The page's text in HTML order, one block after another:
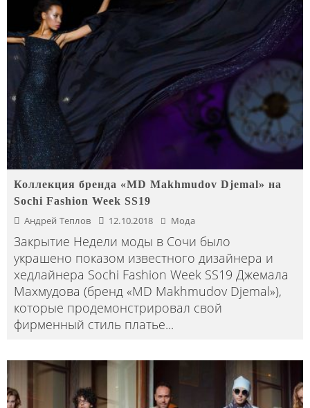
Коллекция бренда «MD Makhmudov Djemal» на
Sochi Fashion Week SS19
Андрей Теплов 12.10.2018 Мода
Закрытие Недели моды в Сочи было
украшено показом известного дизайнера и
хедлайнера Sochi Fashion Week SS19 Джемала
Махмудова (бренд «MD Makhmudov Djemal»),
которые продемонстрировал свой
фирменный стиль платье...